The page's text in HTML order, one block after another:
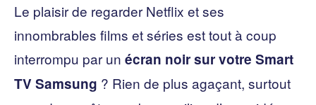
Le plaisir de regarder Netflix et ses
innombrables films et séries est tout à coup
interrompu par un écran noir sur votre Smart
TV Samsung ? Rien de plus agaçant, surtout